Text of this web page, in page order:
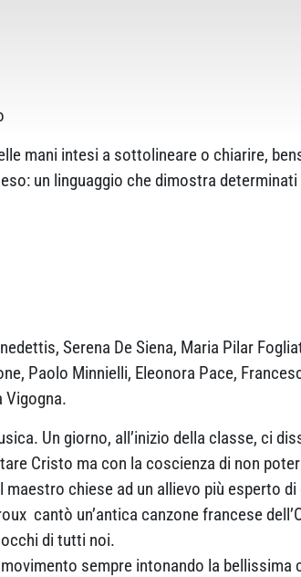
mani intesi a sottolineare o chiarire,
un linguaggio che dimostra determinati
Serena De Siena, Maria Pilar
Paolo Minnielli, Eleonora Pace,
Vigogna.
Un giorno, all’inizio della classe, ci
Cristo ma con la coscienza di non
chiese ad un allievo più esperto di
cantò un’antica canzone francese
di tutti noi.
sempre intonando la bellissima